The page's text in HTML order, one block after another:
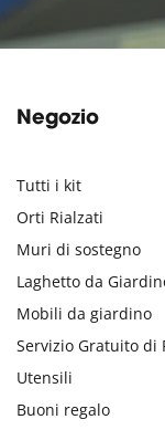
Negozio
Tutti i kit
Orti Rialzati
Muri di sostegno
Laghetto da
Mobili da giardino
Servizio Gratuito di
Utensili
Buoni regalo